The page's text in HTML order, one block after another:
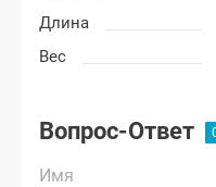
Длина
Вес
Вопрос-Ответ
Имя